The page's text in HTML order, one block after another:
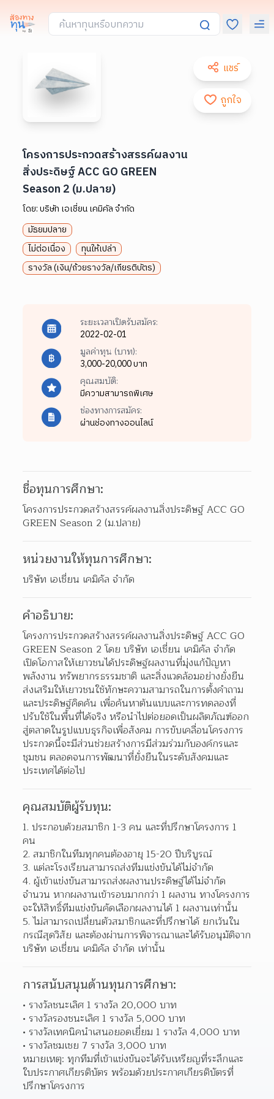
แชร์
ถูกใจ
โครงการประกวดสร้างสรรค์ผลงาน
สิ่งประดิษฐ์ ACC GO GREEN
Season 2 (ม.ปลาย)
โดย:บริษัท เอเชี่ยน เคมิคัล จำกัด
มัธยมปลาย
ไม่ต่อเนื่อง
ทุนให้เปล่า
รางวัล (เงิน/ถ้วยรางวัล/เกียรติบัตร)
ระยะเวลาเปิดรับสมัคร:
2022-02-01
มูลค่าทุน (บาท):
3,000-20,000 บาท
คุณสมบัติ:
มีความสามารถพิเศษ
ช่องทางการสมัคร:
ผ่านช่องทางออนไลน์
ชื่อทุนการศึกษา:
โครงการประกวดสร้างสรรค์ผลงานสิ่งประดิษฐ์ ACC GO
GREEN Season 2 (ม.ปลาย)
หน่วยงานให้ทุนการศึกษา:
บริษัท เอเชี่ยน เคมิคัล จำกัด
คำอธิบาย:
โครงการประกวดสร้างสรรค์ผลงานสิ่งประดิษฐ์ ACC GO
GREEN Season 2 โดย บริษัท เอเชี่ยน เคมิคัล จำกัด
เปิดโอกาสให้เยาวชนได้ประดิษฐ์ผลงานที่มุ่งแก้ปัญหา
พลังงาน ทรัพยากรธรรมชาติ และสิ่งแวดล้อมอย่างยั่งยืน
ส่งเสริมให้เยาวชนใช้ทักษะความสามารถในการตั้งคำถาม
และประดิษฐ์คิดค้น เพื่อค้นหาต้นแบบและการทดลองที่
ปรับใช้ในพื้นที่ได้จริง หรือนำไปต่อยอดเป็นผลิตภัณฑ์ออก
สู่ตลาดในรูปแบบธุรกิจเพื่อสังคม การขับเคลื่อนโครงการ
ประกวดนี้จะมีส่วนช่วยสร้างการมีส่วมร่วมกับองค์กรและ
ชุมชน ตลอดจนการพัฒนาที่ยั่งยืนในระดับสังคมและ
ประเทศได้ต่อไป
คุณสมบัติผู้รับทุน:
ประกอบด้วยสมาชิก 1-3 คน และที่ปรึกษาโครงการ 1
คน
สมาชิกในทีมทุกคนต้องอายุ 15-20 ปีบริบูรณ์
แต่ละโรงเรียนสามารถส่งทีมแข่งขันได้ไม่จำกัด
ผู้เข้าแข่งขันสามารถส่งผลงานประดิษฐ์ได้ไม่จำกัด
จำนวน หากผลงานเข้ารอบมากกว่า 1 ผลงาน ทางโครงการ
จะให้สิทธิ์ทีมแข่งขันคัดเลือกผลงานได้ 1 ผลงานเท่านั้น
ไม่สามารถเปลี่ยนตัวสมาชิกและที่ปรึกษาได้ ยกเว้นใน
กรณีสุดวิสัย และต้องผ่านการพิจารณาและได้รับอนุมัติจาก
บริษัท เอเชี่ยน เคมิคัล จำกัด เท่านั้น
การสนับสนุนด้านทุนการศึกษา:
รางวัลชนะเลิศ 1 รางวัล 20,000 บาท
รางวัลรองชนะเลิศ 1 รางวัล 5,000 บาท
รางวัลเทคนิคนำเสนอยอดเยี่ยม 1 รางวัล 4,000 บาท
รางวัลชมเชย 7 รางวัล 3,000 บาท
หมายเหตุ: ทุกทีมที่เข้าแข่งขันจะได้รับเหรียญที่ระลึกและ
ใบประกาศเกียรติบัตร พร้อมด้วยประกาศเกียรติบัตรที่
ปรึกษาโครงการ